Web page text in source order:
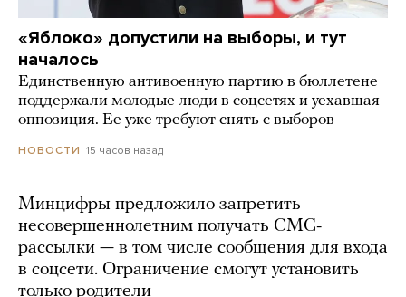
«Яблоко» допустили на выборы, и тут
началось
Единственную антивоенную партию в бюллетене
поддержали молодые люди в соцсетях и уехавшая
оппозиция. Ее уже требуют снять с выборов
НОВОСТИ 15 часов назад
Минцифры предложило запретить
несовершеннолетним получать СМС-
рассылки — в том числе сообщения для входа
в соцсети. Ограничение смогут установить
только родители